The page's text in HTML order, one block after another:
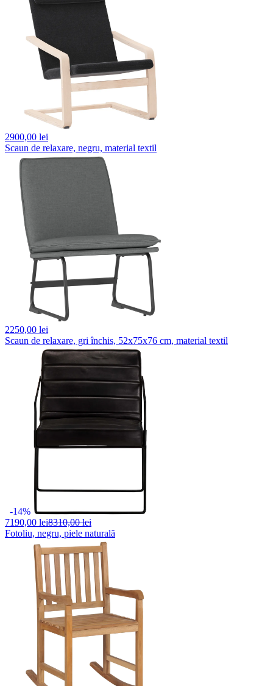
2900,00 lei
Scaun de relaxare, negru, material textil
2250,00 lei
Scaun de relaxare, gri închis, 52x75x76 cm, material textil
-14%
7190,00 lei8310,00 lei
Fotoliu, negru, piele naturală